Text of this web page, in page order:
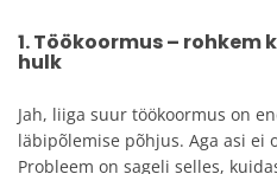
1. Töökoormus –
hulk
Jah, liiga suur töökoormus on
läbipõlemise põhjus. Aga asi ei
Probleem on sageli selles,